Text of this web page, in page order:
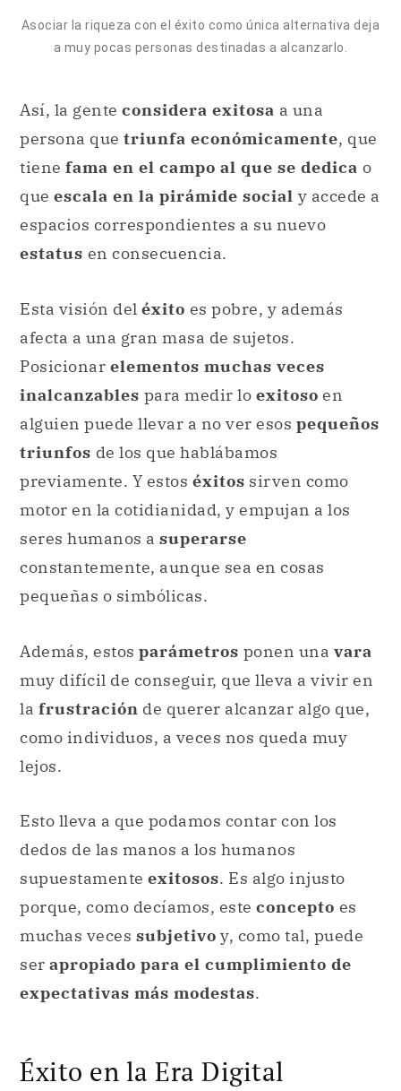
Asociar la riqueza con el éxito como única alternativa deja
a muy pocas personas destinadas a alcanzarlo.
Así, la gente considera exitosa a una
persona que triunfa económicamente, que
tiene fama en el campo al que se dedica o
que escala en la pirámide social y accede a
espacios correspondientes a su nuevo
estatus en consecuencia.
Esta visión del éxito es pobre, y además
afecta a una gran masa de sujetos.
Posicionar elementos muchas veces
inalcanzables para medir lo exitoso en
alguien puede llevar a no ver esos pequeños
triunfos de los que hablábamos
previamente. Y estos éxitos sirven como
motor en la cotidianidad, y empujan a los
seres humanos a superarse
constantemente, aunque sea en cosas
pequeñas o simbólicas.
Además, estos parámetros ponen una vara
muy difícil de conseguir, que lleva a vivir en
la frustración de querer alcanzar algo que,
como individuos, a veces nos queda muy
lejos.
Esto lleva a que podamos contar con los
dedos de las manos a los humanos
supuestamente exitosos. Es algo injusto
porque, como decíamos, este concepto es
muchas veces subjetivo y, como tal, puede
ser apropiado para el cumplimiento de
expectativas más modestas.
Éxito en la Era Digital